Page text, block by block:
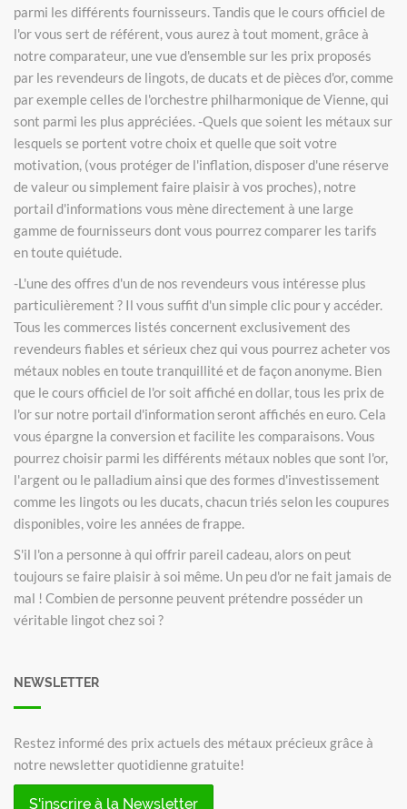
parmi les différents fournisseurs. Tandis que le cours officiel de
l'or vous sert de référent, vous aurez à tout moment, grâce à
notre comparateur, une vue d'ensemble sur les prix proposés
par les revendeurs de lingots, de ducats et de pièces d'or, comme
par exemple celles de l'orchestre philharmonique de Vienne, qui
sont parmi les plus appréciées. -Quels que soient les métaux sur
lesquels se portent votre choix et quelle que soit votre
motivation, (vous protéger de l'inflation, disposer d'une réserve
de valeur ou simplement faire plaisir à vos proches), notre
portail d'informations vous mène directement à une large
gamme de fournisseurs dont vous pourrez comparer les tarifs
en toute quiétude.
-L'une des offres d'un de nos revendeurs vous intéresse plus
particulièrement ? Il vous suffit d'un simple clic pour y accéder.
Tous les commerces listés concernent exclusivement des
revendeurs fiables et sérieux chez qui vous pourrez acheter vos
métaux nobles en toute tranquillité et de façon anonyme. Bien
que le cours officiel de l'or soit affiché en dollar, tous les prix de
l'or sur notre portail d'information seront affichés en euro. Cela
vous épargne la conversion et facilite les comparaisons. Vous
pourrez choisir parmi les différents métaux nobles que sont l'or,
l'argent ou le palladium ainsi que des formes d'investissement
comme les lingots ou les ducats, chacun triés selon les coupures
disponibles, voire les années de frappe.
S'il l'on a personne à qui offrir pareil cadeau, alors on peut
toujours se faire plaisir à soi même. Un peu d'or ne fait jamais de
mal ! Combien de personne peuvent prétendre posséder un
véritable lingot chez soi ?
NEWSLETTER
Restez informé des prix actuels des métaux précieux grâce à
notre newsletter quotidienne gratuite!
S'inscrire à la Newsletter